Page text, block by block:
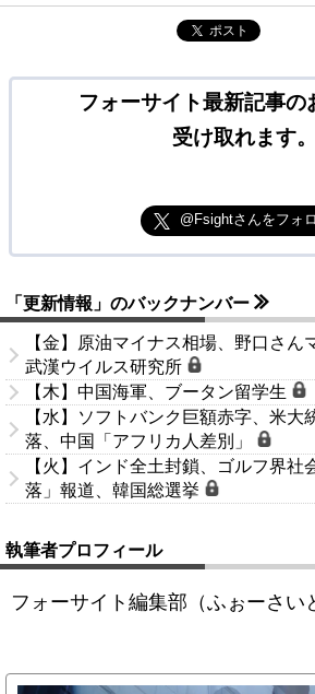
ポスト
フォーサイト最新記事の
受け取れます。
@Fsightさんをフォ
「更新情報」のバックナンバー
【金】原油マイナス相場、野口さん
武漢ウイルス研究所
【木】中国海軍、ブータン留学生
【水】ソフトバンク巨額赤字、米大
落、中国「アフリカ人差別」
【火】インド全土封鎖、ゴルフ界社
落」報道、韓国総選挙
執筆者プロフィール
フォーサイト編集部（ふぉーさい